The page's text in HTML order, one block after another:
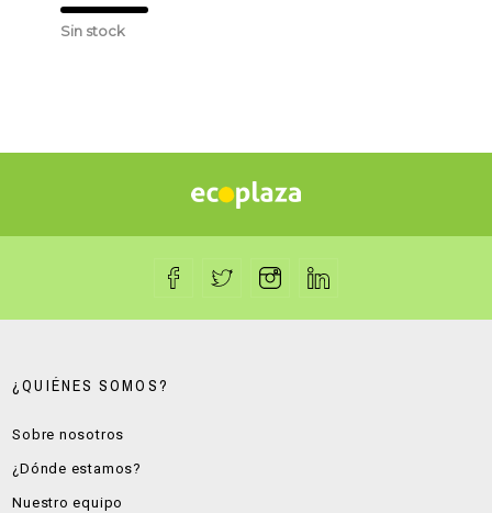
Sin stock
¿QUIÉNES SOMOS?
Sobre nosotros
¿Dónde estamos?
Nuestro equipo